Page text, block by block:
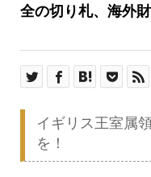
全の切り札、海外
イギリス王室属
を！